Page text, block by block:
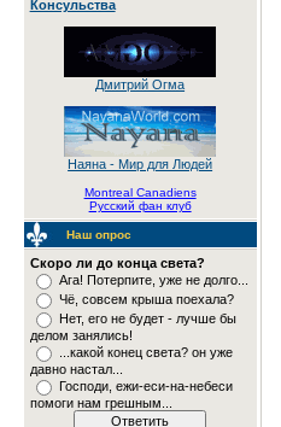
Консульства
Дмитрий Огма
Наяна - Мир для Людей
Montreal Canadiens
Русский фан клуб
Наш опрос
Скоро ли до конца света?
Ага! Потерпите, уже не долго...
Чё, совсем крыша поехала?
Нет, его не будет - лучше бы
делом занялись!
...какой конец света? он уже
давно настал...
Господи, ежи-еси-на-небеси
помоги нам грешным...